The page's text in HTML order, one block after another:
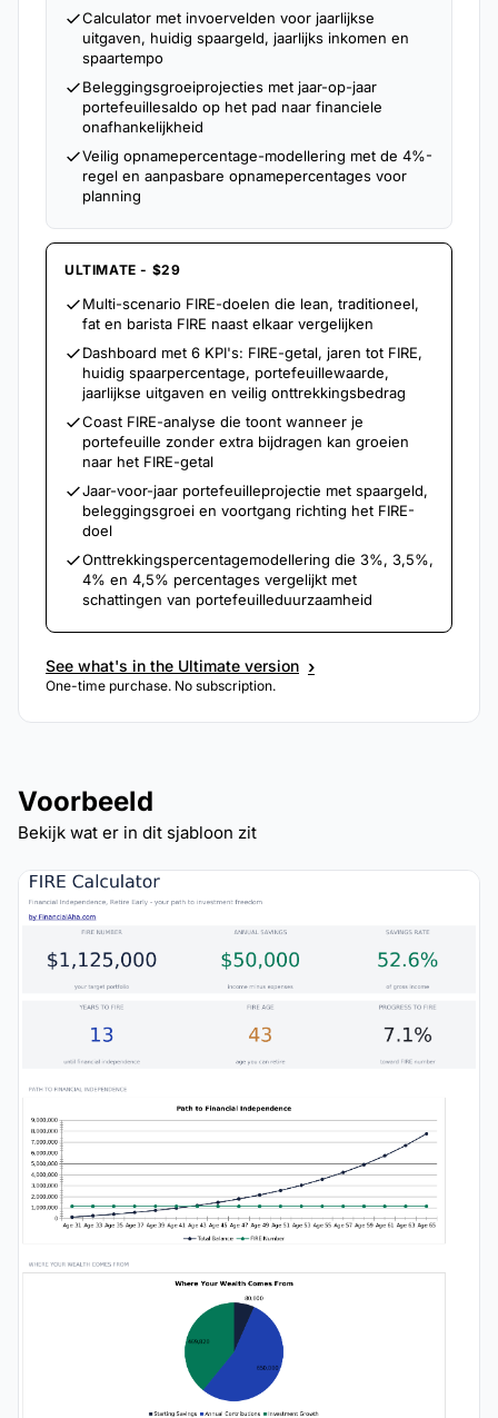
Calculator met invoervelden voor jaarlijkse
uitgaven, huidig spaargeld, jaarlijks inkomen en
spaartempo
Beleggingsgroeiprojecties met jaar-op-jaar
portefeuillesaldo op het pad naar financiele
onafhankelijkheid
Veilig opnamepercentage-modellering met de 4%-
regel en aanpasbare opnamepercentages voor
planning
ULTIMATE - $29
Multi-scenario FIRE-doelen die lean, traditioneel,
fat en barista FIRE naast elkaar vergelijken
Dashboard met 6 KPI's: FIRE-getal, jaren tot FIRE,
huidig spaarpercentage, portefeuillewaarde,
jaarlijkse uitgaven en veilig onttrekkingsbedrag
Coast FIRE-analyse die toont wanneer je
portefeuille zonder extra bijdragen kan groeien
naar het FIRE-getal
Jaar-voor-jaar portefeuilleprojectie met spaargeld,
beleggingsgroei en voortgang richting het FIRE-
doel
Onttrekkingspercentagemodellering die 3%, 3,5%,
4% en 4,5% percentages vergelijkt met
schattingen van portefeuilleduurzaamheid
See what's in the Ultimate version ›
One-time purchase. No subscription.
Voorbeeld
Bekijk wat er in dit sjabloon zit